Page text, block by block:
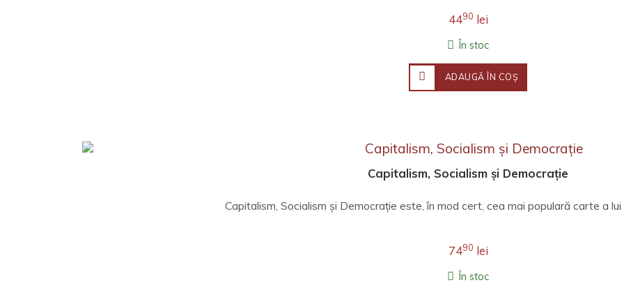
4490 lei
În stoc
ADAUGĂ ÎN COŞ
Capitalism, Socialism și Democrație
Capitalism, Socialism și Democrație este, în mod cert, cea mai populară carte a lui
7490 lei
În stoc